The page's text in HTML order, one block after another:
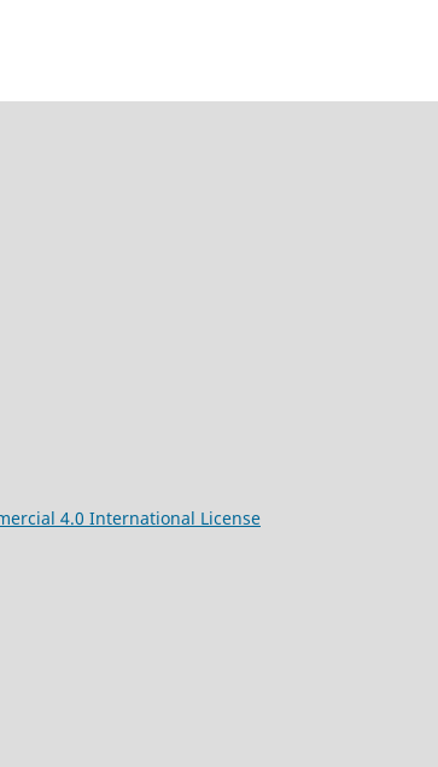
4.0 International License